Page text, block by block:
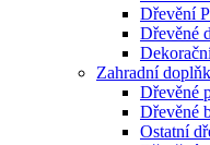
Dřevění
Dřevěné
Zahradní
Dřevěné
Dřevěné
Ostatní